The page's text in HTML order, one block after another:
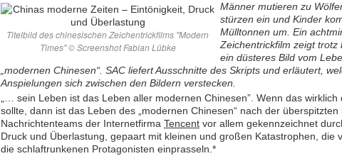
Titelbild des chinesischen Zeichentrickfilms "Modern
Times" © Screenshot Fabian Lübke
Männer mutieren zu
stürzen ein und Kinder
Mülltonnen um. Ein
Zeichentrickfilm zeigt trotz
ein düsteres Bild vom
„modernen Chinesen“. SAC liefert Ausschnitte des Skripts und erläutert,
Anspielungen sich zwischen den Bildern verstecken.
„… sein Leben ist das Leben aller modernen Chinesen”. Wenn das wirklich
sollte, dann ist das Leben des „modernen Chinesen“ nach der
Nachrichtenteams der Internetfirma Tencent vor allem gekennzeichnet
Druck und Überlastung, gepaart mit kleinen und großen Katastrophen, die
die schlaftrunkenen Protagonisten einprasseln.*